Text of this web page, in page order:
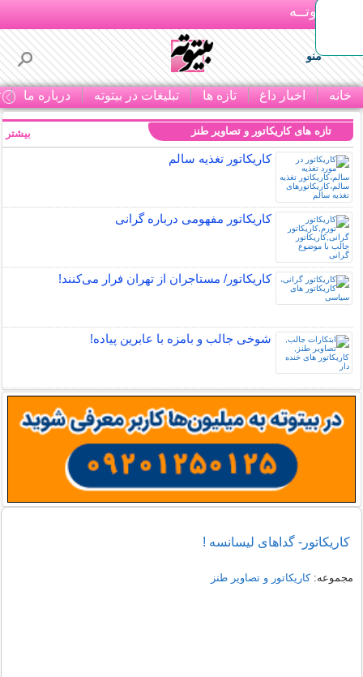
بـیتوتــه
منو
خانه اخبار داغ تازه ها تبلیغات در بیتوته درباره ما
تازه های کاریکاتور و تصاویر طنز
کاریکاتور تغذیه سالم
کاریکاتور مفهومی درباره گرانی
کاریکاتور/ مستاجران از تهران فرار می‌کنند!
شوخی جالب و بامزه با عابرین پیاده!
بیشتر
کاریکاتور- گداهای لیسانسه !
مجموعه:کاریکاتور و تصاویر طنز